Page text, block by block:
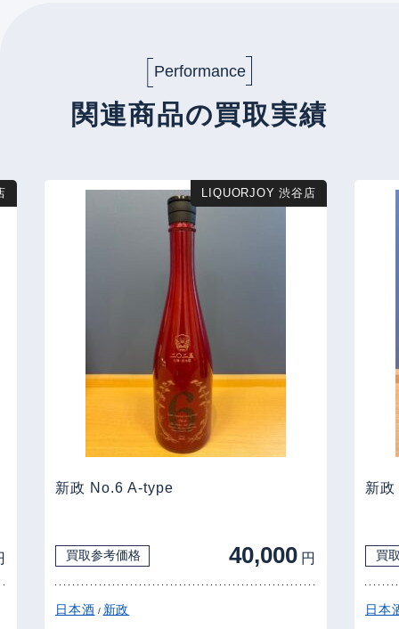
Performance
関連商品の買取実績
LIQUORJOY 渋谷店
新政 No.6 A-type
買取参考価格 40,000 円
日本酒 / 新政
新
買
日本